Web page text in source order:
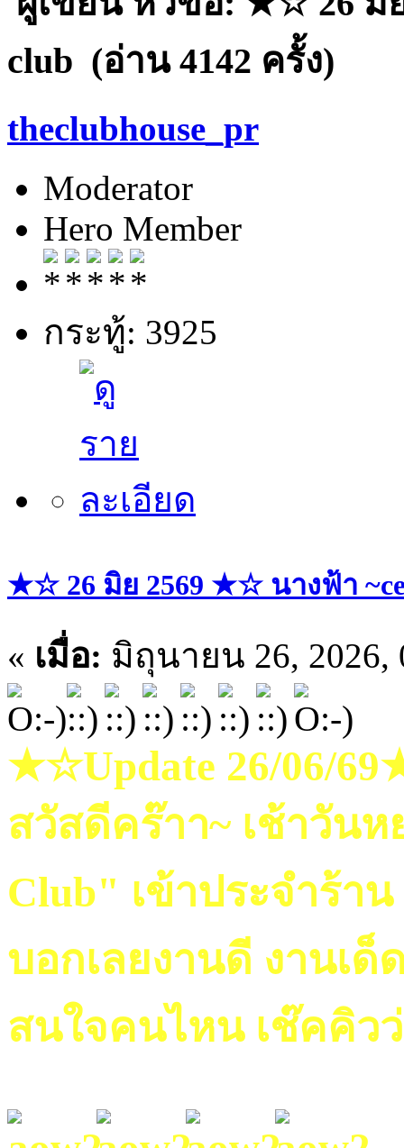
club (อ่าน 4142 ครั้ง)
theclubhouse_pr
Moderator
Hero Member
กระทู้: 3925
★☆ 26 มิย 2569 ★☆ นางฟ้า
« เมื่อ: มิถุนายน 26, 2026,
★☆Update 26/06/
สวัสดีคร๊าา~ เช้าวัน
Club" เข้าประจำร้าน
บอกเลยงานดี งานเ
สนใจคนไหน เช๊คคิว